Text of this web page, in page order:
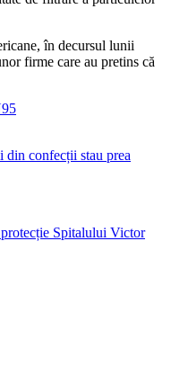
în decursul lunii
firme care au pretins că
confecții stau prea
Spitalului Victor